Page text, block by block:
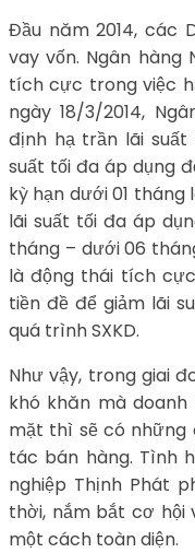
Đầu năm 2014, các
vay vốn. Ngân hàng
tích cực trong việc
ngày 18/3/2014,
định hạ trần lãi suất
suất tối đa áp dụng
kỳ hạn dưới 01 tháng
lãi suất tối đa áp
tháng – dưới 06
là động thái tích
tiền đề để giảm lãi
quá trình SXKD.
Như vậy, trong giai
khó khăn mà
mặt thì sẽ có
tác bán hàng. Tình
nghiệp Thịnh Phát
thời, nắm bắt cơ
một cách toàn diện.